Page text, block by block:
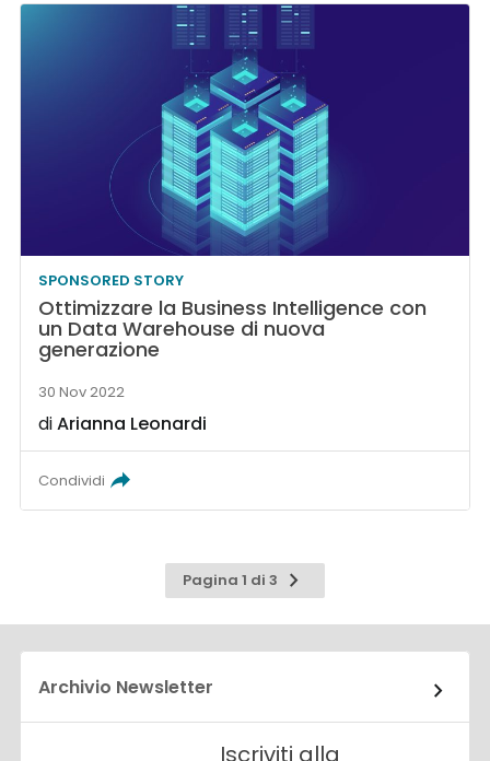
SPONSORED STORY
Ottimizzare la Business Intelligence con
un Data Warehouse di nuova
generazione
30 Nov 2022
diArianna Leonardi
Condividi
Pagina 1 di 3
Pagina
successiva
Archivio Newsletter
Iscriviti alla